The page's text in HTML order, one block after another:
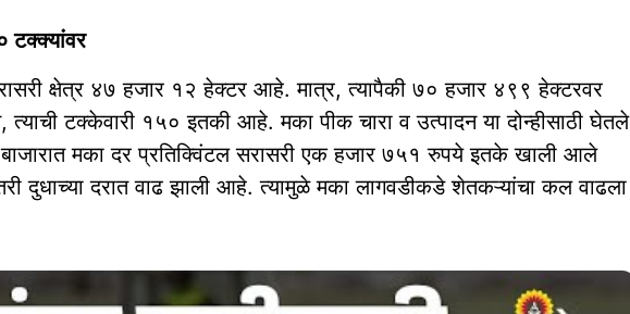
टक्क्यांवर
क्षेत्र ४७ हजार १२ हेक्टर आहे. मात्र, त्यापैकी ७० हजार ४९९ हेक्टरवर
त्याची टक्केवारी १५० इतकी आहे. मका पीक चारा व उत्पादन या दोन्हीसाठी घेतले
बाजारात मका दर प्रतिक्विंटल सरासरी एक हजार ७५१ रुपये इतके खाली आले
दरात वाढ झाली आहे. त्यामुळे मका लागवडीकडे शेतकऱ्यांचा कल वाढला